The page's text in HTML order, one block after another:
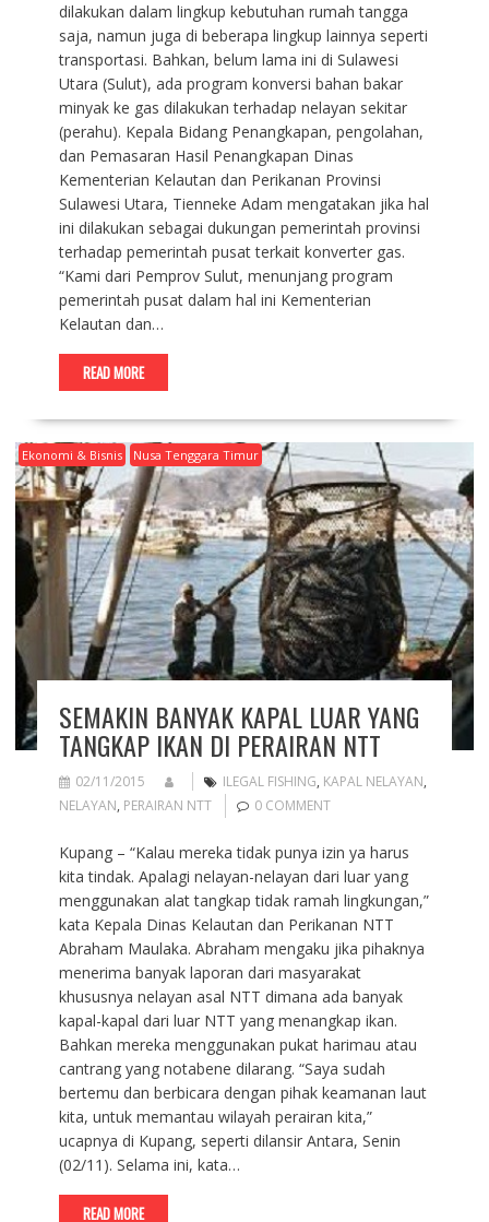
dilakukan dalam lingkup kebutuhan rumah tangga
saja, namun juga di beberapa lingkup lainnya seperti
transportasi. Bahkan, belum lama ini di Sulawesi
Utara (Sulut), ada program konversi bahan bakar
minyak ke gas dilakukan terhadap nelayan sekitar
(perahu). Kepala Bidang Penangkapan, pengolahan,
dan Pemasaran Hasil Penangkapan Dinas
Kementerian Kelautan dan Perikanan Provinsi
Sulawesi Utara, Tienneke Adam mengatakan jika hal
ini dilakukan sebagai dukungan pemerintah provinsi
terhadap pemerintah pusat terkait konverter gas.
“Kami dari Pemprov Sulut, menunjang program
pemerintah pusat dalam hal ini Kementerian
Kelautan dan…
READ MORE
Ekonomi & Bisnis Nusa Tenggara Timur
SEMAKIN BANYAK KAPAL LUAR YANG
TANGKAP IKAN DI PERAIRAN NTT
02/11/2015 ILEGAL FISHING, KAPAL NELAYAN,
NELAYAN, PERAIRAN NTT 0 COMMENT
Kupang – “Kalau mereka tidak punya izin ya harus
kita tindak. Apalagi nelayan-nelayan dari luar yang
menggunakan alat tangkap tidak ramah lingkungan,”
kata Kepala Dinas Kelautan dan Perikanan NTT
Abraham Maulaka. Abraham mengaku jika pihaknya
menerima banyak laporan dari masyarakat
khususnya nelayan asal NTT dimana ada banyak
kapal-kapal dari luar NTT yang menangkap ikan.
Bahkan mereka menggunakan pukat harimau atau
cantrang yang notabene dilarang. “Saya sudah
bertemu dan berbicara dengan pihak keamanan laut
kita, untuk memantau wilayah perairan kita,”
ucapnya di Kupang, seperti dilansir Antara, Senin
(02/11). Selama ini, kata…
READ MORE